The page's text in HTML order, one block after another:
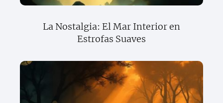
La Nostalgia: El Mar Interior en
Estrofas Suaves